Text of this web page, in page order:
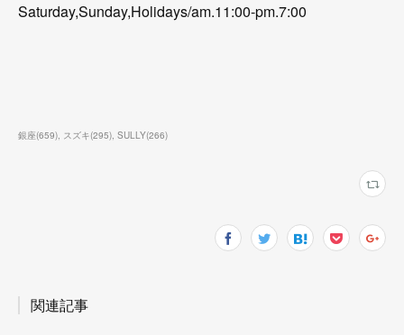
Saturday,Sunday,Holidays/am.11:00-pm.7:00
銀座(659) スズキ(295) SULLY(266)
関連記事